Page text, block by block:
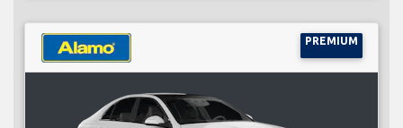
PREMIUM